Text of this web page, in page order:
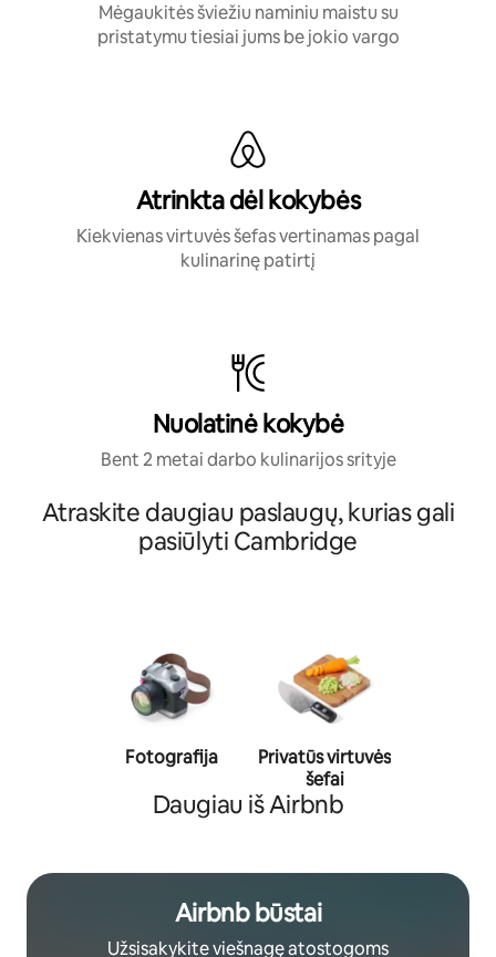
Mėgaukitės šviežiu naminiu maistu su
pristatymu tiesiai jums be jokio vargo
Atrinkta dėl kokybės
Kiekvienas virtuvės šefas vertinamas pagal
kulinarinę patirtį
Nuolatinė kokybė
Bent 2 metai darbo kulinarijos srityje
Atraskite daugiau paslaugų, kurias gali
pasiūlyti Cambridge
Fotografija
Privatūs virtuvės
šefai
Daugiau iš Airbnb
Airbnb būstai
Užsisakykite viešnagę atostogoms